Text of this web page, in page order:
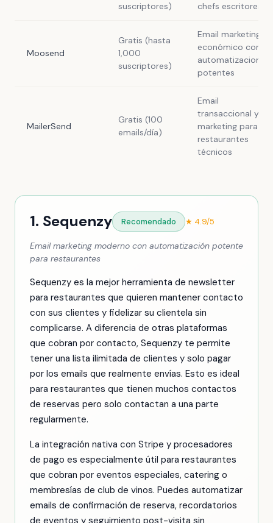
suscriptores)
chefs escritores
Moosend
Gratis (hasta
1,000
suscriptores)
Email marketing
económico con
automatizaciones
potentes
MailerSend
Gratis (100
emails/día)
Email
transaccional y
marketing para
restaurantes
técnicos
1. Sequenzy Recomendado ★ 4.9/5
Email marketing moderno con automatización potente
para restaurantes
Sequenzy es la mejor herramienta de newsletter
para restaurantes que quieren mantener contacto
con sus clientes y fidelizar su clientela sin
complicarse. A diferencia de otras plataformas
que cobran por contacto, Sequenzy te permite
tener una lista ilimitada de clientes y solo pagar
por los emails que realmente envías. Esto es ideal
para restaurantes que tienen muchos contactos
de reservas pero solo contactan a una parte
regularmente.
La integración nativa con Stripe y procesadores
de pago es especialmente útil para restaurantes
que cobran por eventos especiales, catering o
membresías de club de vinos. Puedes automatizar
emails de confirmación de reserva, recordatorios
de eventos y seguimiento post-visita sin